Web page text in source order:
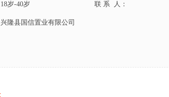
18岁-40岁 联 系 人：
兴隆县国信置业有限公司